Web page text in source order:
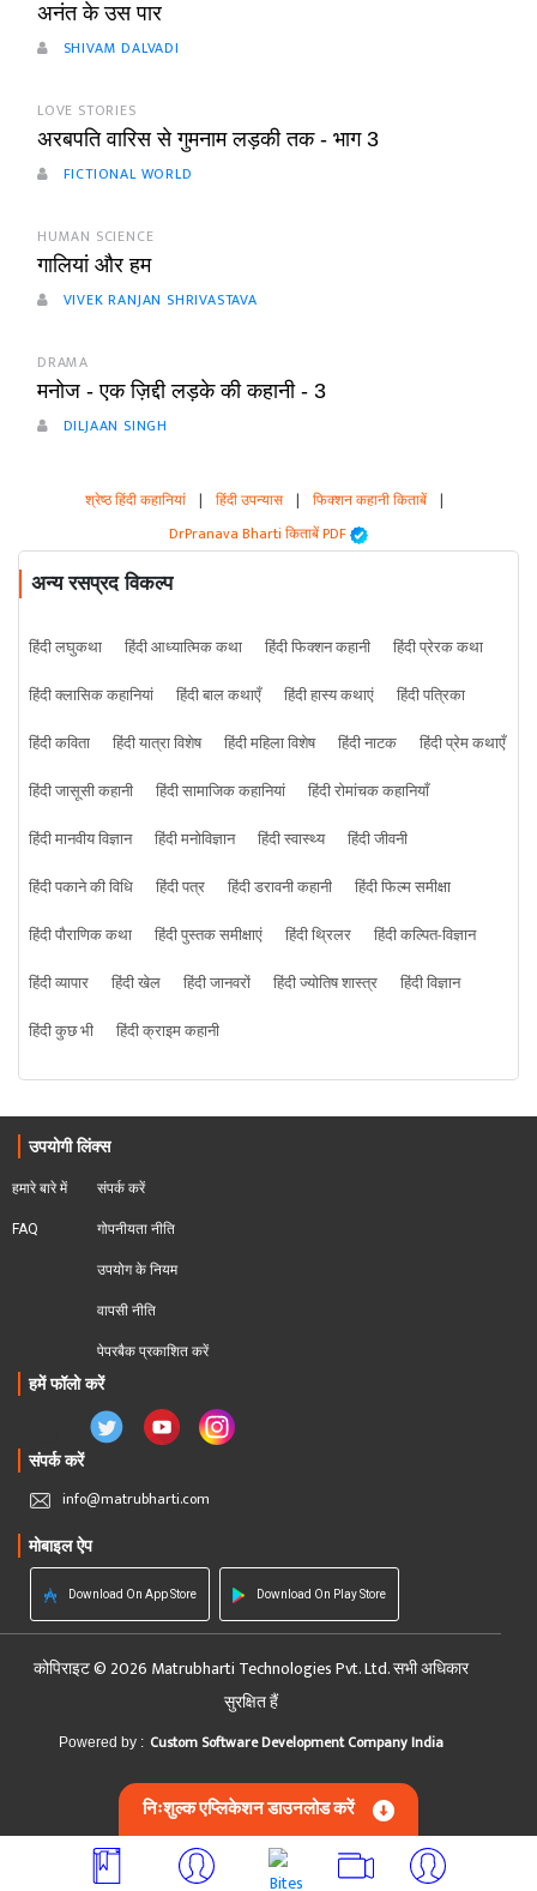
अनंत के उस पार
SHIVAM DALVADI
LOVE STORIES
अरबपति वारिस से गुमनाम लड़की तक - भाग 3
FICTIONAL WORLD
HUMAN SCIENCE
गालियां और हम
VIVEK RANJAN SHRIVASTAVA
DRAMA
मनोज - एक ज़िद्दी लड़के की कहानी - 3
DILJAAN SINGH
श्रेष्ठ हिंदी कहानियां | हिंदी उपन्यास | फिक्शन कहानी किताबें |
DrPranava Bharti किताबें PDF
अन्य रसप्रद विकल्प
हिंदी लघुकथा हिंदी आध्यात्मिक कथा हिंदी फिक्शन कहानी
हिंदी प्रेरक कथा
हिंदी क्लासिक कहानियां
हिंदी बाल कथाएँ हिंदी हास्य कथाएं
हिंदी पत्रिका
हिंदी कविता
हिंदी यात्रा विशेष हिंदी महिला विशेष हिंदी नाटक
हिंदी प्रेम कथाएँ
हिंदी जासूसी कहानी
हिंदी सामाजिक कहानियां
हिंदी रोमांचक कहानियाँ
हिंदी मानवीय विज्ञान
हिंदी मनोविज्ञान हिंदी स्वास्थ्य
हिंदी जीवनी
हिंदी पकाने की विधि
हिंदी पत्र हिंदी डरावनी कहानी
हिंदी फिल्म समीक्षा
हिंदी पौराणिक कथा
हिंदी पुस्तक समीक्षाएं हिंदी थ्रिलर
हिंदी कल्पित-विज्ञान
हिंदी व्यापार
हिंदी खेल हिंदी जानवरों हिंदी ज्योतिष शास्त्र
हिंदी विज्ञान
हिंदी कुछ भी
हिंदी क्राइम कहानी
उपयोगी लिंक्स
हमारे बारे में
FAQ
संपर्क करें
गोपनीयता नीति
उपयोग के नियम
वापसी नीति
पेपरबैक प्रकाशित करें
हमें फॉलो करें
संपर्क करें
info@matrubharti.com
मोबाइल ऐप
Download On App Store Download On Play Store
कोपिराइट © 2026 Matrubharti Technologies Pvt. Ltd. सभी अधिकार
सुरक्षित हैं
Powered by : Custom Software Development Company India
निःशुल्क एप्लिकेशन डाउनलोड करें